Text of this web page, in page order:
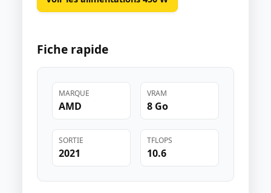
Fiche rapide
MARQUE
AMD
VRAM
8 Go
SORTIE
2021
TFLOPS
10.6